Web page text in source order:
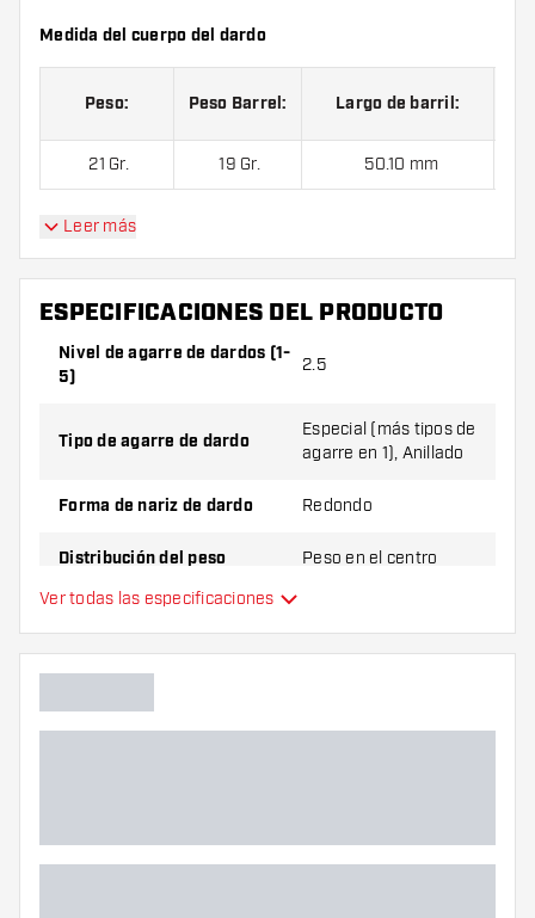
Medida del cuerpo del dardo
Peso: Peso Barrel: Largo de barril:
21 Gr. 19 Gr. 50.10 mm
Leer más
ESPECIFICACIONES DEL PRODUCTO
Nivel de agarre de dardos (1-
5)
2.5
Tipo de agarre de dardo
Especial (más tipos de
agarre en 1), Anillado
Forma de nariz de dardo Redondo
Distribución del peso Peso en el centro
Material de dardo
Jugador de dardos
Ver todas las especificaciones